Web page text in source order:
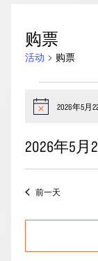
购票
活动 购票
年
月
22
日
动
通
2026年5月
2026年5月
日
前一天